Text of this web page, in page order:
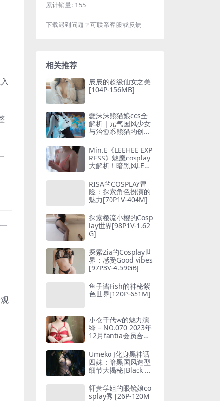
累计销量: 155
下载遇到问题？可联系客服或反馈
相关推荐
辰辰的超级仙女之美
[104P-156MB]
蠢沫沫熊猫娘cos全
解析｜元气国风少女
与治愈系熊猫的创意
Min.E《LEEHEE EXP
RESS》魅魔cosplay
大解析！暗黑风LEHF
[50P-54MB]
RISA的COSPLAY冒
险：探索角色扮演的
魅力[70P1V-404M]
探索樱流小樱的Cosp
lay世界[98P1V-1.62
G]
探索Zia的Cosplay世
界：感受Good vibes
[97P3V-4.59GB]
鱼子酱Fish的神秘紫
色世界[120P-651M]
小仓千代w的魅力演
绎 – NO.070 2023年
12月fantia会员合集
Umeko J化身黑神话
四妹：暗黑国风造型
细节大揭秘[Black M
轩萧学姐的眼镜娘co
splay秀 [26P-120M